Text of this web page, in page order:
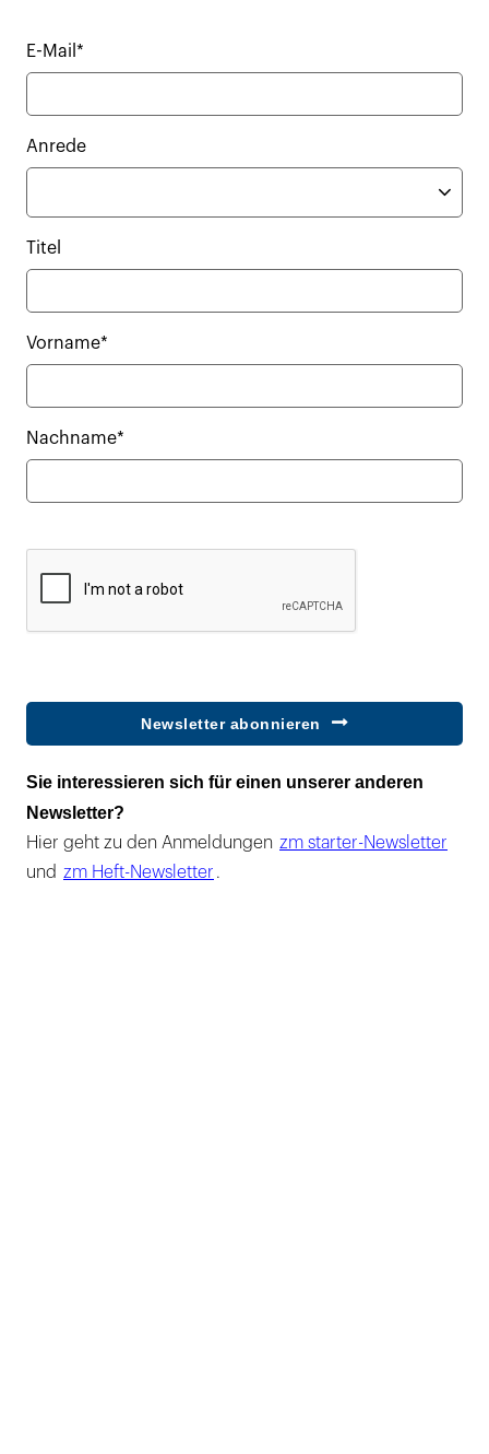
E-Mail*
Anrede
Titel
Vorname*
Nachname*
Newsletter abonnieren
Sie interessieren sich für einen unserer anderen
Newsletter?
Hier geht zu den Anmeldungen zm starter-Newsletter
und zm Heft-Newsletter .